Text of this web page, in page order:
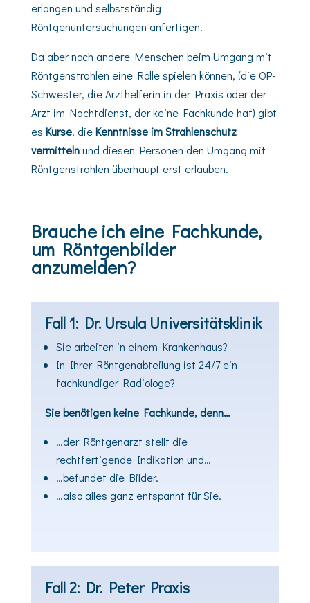
erlangen und selbstständig
Röntgenuntersuchungen anfertigen.
Da aber noch andere Menschen beim Umgang mit
Röntgenstrahlen eine Rolle spielen können, (die OP-
Schwester, die Arzthelferin in der Praxis oder der
Arzt im Nachtdienst, der keine Fachkunde hat) gibt
es Kurse, dieKenntnisse im Strahlenschutz
vermittelnund diesen Personen den Umgang mit
Röntgenstrahlen überhaupt erst erlauben.
Brauche ich eine Fachkunde,
um Röntgenbilder
anzumelden?
Fall 1: Dr. Ursula Universitätsklinik
Sie arbeiten in einem Krankenhaus?
In Ihrer Röntgenabteilung ist 24/7 ein
fachkundiger Radiologe?
Sie benötigen keine Fachkunde, denn…​
…der Röntgenarzt stellt die
rechtfertigende Indikation und…
…befundet die Bilder.
…also alles ganz entspannt für Sie.
Fall 2: Dr. Peter Praxis